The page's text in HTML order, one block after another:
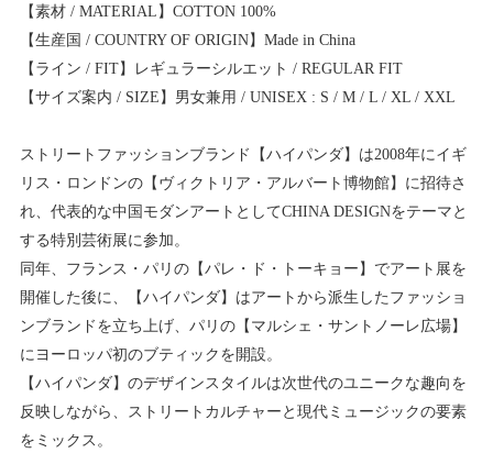
【素材 / MATERIAL】COTTON 100%
【生産国 / COUNTRY OF ORIGIN】Made in China
【ライン / FIT】レギュラーシルエット / REGULAR FIT
【サイズ案内 / SIZE】男女兼用 / UNISEX : S / M / L / XL / XXL
ストリートファッションブランド【ハイパンダ】は2008年にイギ
リス・ロンドンの【ヴィクトリア・アルバート博物館】に招待さ
れ、代表的な中国モダンアートとしてCHINA DESIGNをテーマと
する特別芸術展に参加。
同年、フランス・パリの【パレ・ド・トーキョー】でアート展を
開催した後に、【ハイパンダ】はアートから派生したファッショ
ンブランドを立ち上げ、パリの【マルシェ・サントノーレ広場】
にヨーロッパ初のブティックを開設。
【ハイパンダ】のデザインスタイルは次世代のユニークな趣向を
反映しながら、ストリートカルチャーと現代ミュージックの要素
をミックス。